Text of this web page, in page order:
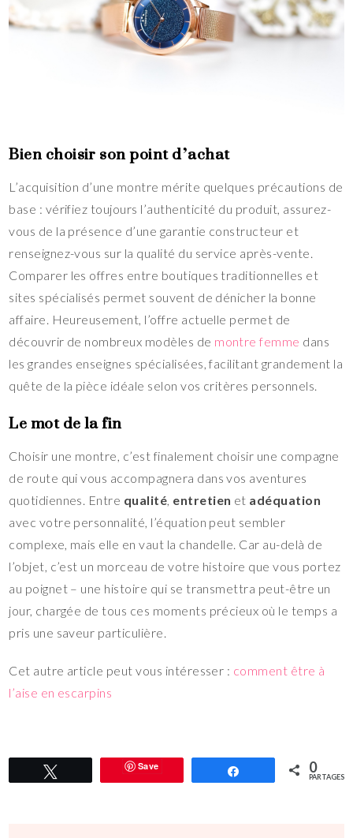
Bien choisir son point d’achat
L’acquisition d’une montre mérite quelques précautions de
base : vérifiez toujours l’authenticité du produit, assurez-
vous de la présence d’une garantie constructeur et
renseignez-vous sur la qualité du service après-vente.
Comparer les offres entre boutiques traditionnelles et
sites spécialisés permet souvent de dénicher la bonne
affaire. Heureusement, l’offre actuelle permet de
découvrir de nombreux modèles de montre femme dans
les grandes enseignes spécialisées, facilitant grandement la
quête de la pièce idéale selon vos critères personnels.
Le mot de la fin
Choisir une montre, c’est finalement choisir une compagne
de route qui vous accompagnera dans vos aventures
quotidiennes. Entre qualité, entretien et adéquation
avec votre personnalité, l’équation peut sembler
complexe, mais elle en vaut la chandelle. Car au-delà de
l’objet, c’est un morceau de votre histoire que vous portez
au poignet – une histoire qui se transmettra peut-être un
jour, chargée de tous ces moments précieux où le temps a
pris une saveur particulière.
Cet autre article peut vous intéresser : comment être à
l’aise en escarpins
Save Partagez 0
PARTAGES